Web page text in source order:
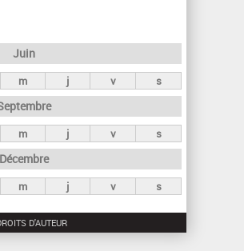
Juin
m j v s
m j v s
Décembre
m j v s
D'AUTEUR